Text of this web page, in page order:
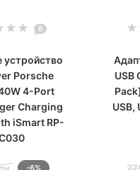
0
устройство
Porsche
4-Port
Charging
iSmart RP-
-6%
USB
USB,